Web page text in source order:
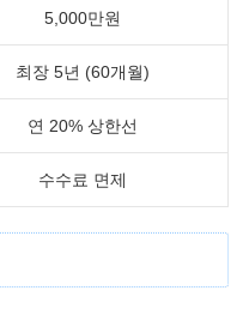
5,000만원
최장 5년 (60개월)
연 20% 상한선
수수료 면제